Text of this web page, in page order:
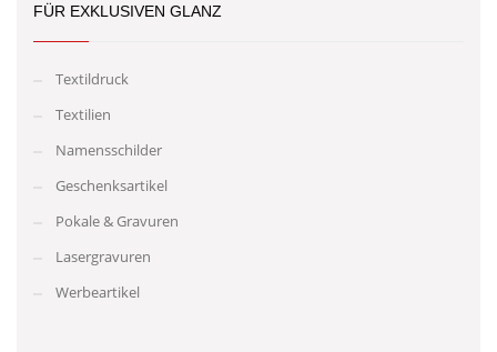
FÜR EXKLUSIVEN GLANZ
Textildruck
Textilien
Namensschilder
Geschenksartikel
Pokale & Gravuren
Lasergravuren
Werbeartikel